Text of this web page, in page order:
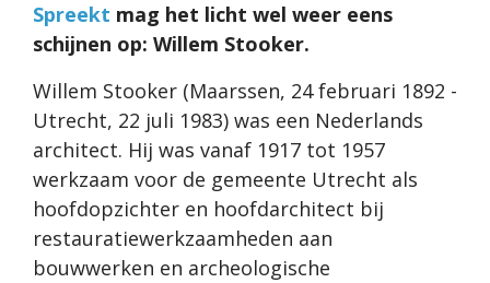
Spreekt mag het licht wel weer eens
schijnen op: Willem Stooker.
Willem Stooker (Maarssen, 24 februari 1892 -
Utrecht, 22 juli 1983) was een Nederlands
architect. Hij was vanaf 1917 tot 1957
werkzaam voor de gemeente Utrecht als
hoofdopzichter en hoofdarchitect bij
restauratiewerkzaamheden aan
bouwwerken en archeologische